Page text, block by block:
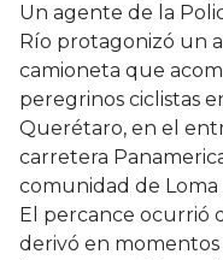
Un agente de la
Río protagonizó un
camioneta que
peregrinos ciclistas
Querétaro, en el
carretera
comunidad de Loma
El percance ocurrió
derivó en